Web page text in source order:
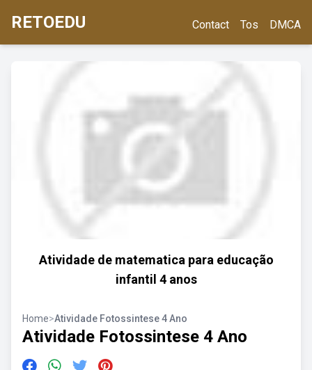
RETOEDU Contact Tos DMCA
Atividade de matematica para educação
infantil 4 anos
Home>Atividade Fotossintese 4 Ano
Atividade Fotossintese 4 Ano